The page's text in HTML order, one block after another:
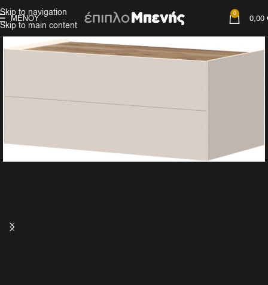
Skip to navigation
Skip to main content
ΜΕΝΟΎ 0 0,00